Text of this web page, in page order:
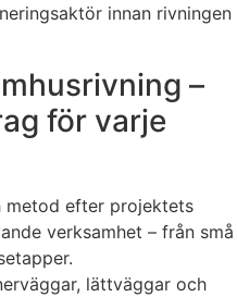
innan rivningen
–
för varje
metod efter projektets
verksamhet – från små
lättväggar och